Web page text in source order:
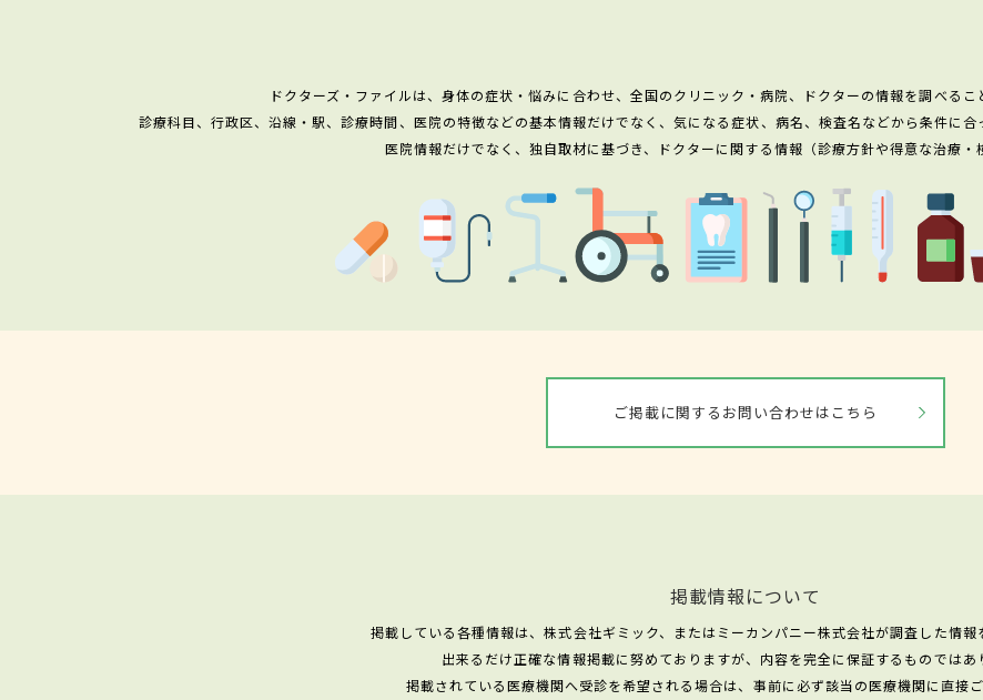
ドクターズ・ファイルは、身体の症状・悩みに合わせ、全国のクリニック・病院、ドクターの情報を調べるこ
診療科目、行政区、沿線・駅、診療時間、医院の特徴などの基本情報だけでなく、気になる症状、病名、検査名などから条件に合
医院情報だけでなく、独自取材に基づき、ドクターに関する情報（診療方針や得意な治療・
ご掲載に関するお問い合わせはこちら
掲載情報について
掲載している各種情報は、株式会社ギミック、またはミーカンパニー株式会社が調査した情報
出来るだけ正確な情報掲載に努めておりますが、内容を完全に保証するものではあ
掲載されている医療機関へ受診を希望される場合は、事前に必ず該当の医療機関に直接ご